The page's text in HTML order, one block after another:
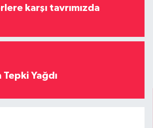
karşı tavrımızda
Tepki Yağdı